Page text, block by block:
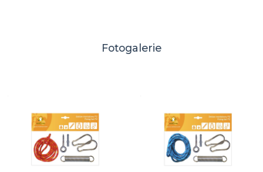
Fotogalerie